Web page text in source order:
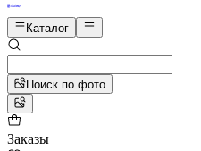
Каталог
Поиск по фото
Заказы